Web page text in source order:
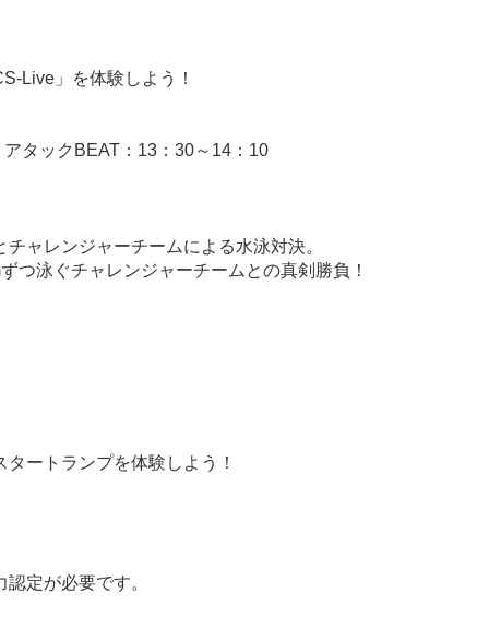
Live」を体験しよう！
タックBEAT：13：30～14：10
ャレンジャーチームによる水泳対決。
つ泳ぐチャレンジャーチームとの真剣勝負！
ートランプを体験しよう！
定が必要です。